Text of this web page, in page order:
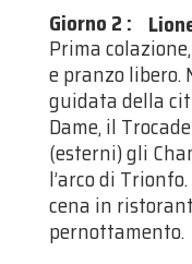
Giorno 2 :
Prima
e pranzo libero.
guidata della
Dame, il
(esterni) gli
l’arco di
cena in
pernottamento.